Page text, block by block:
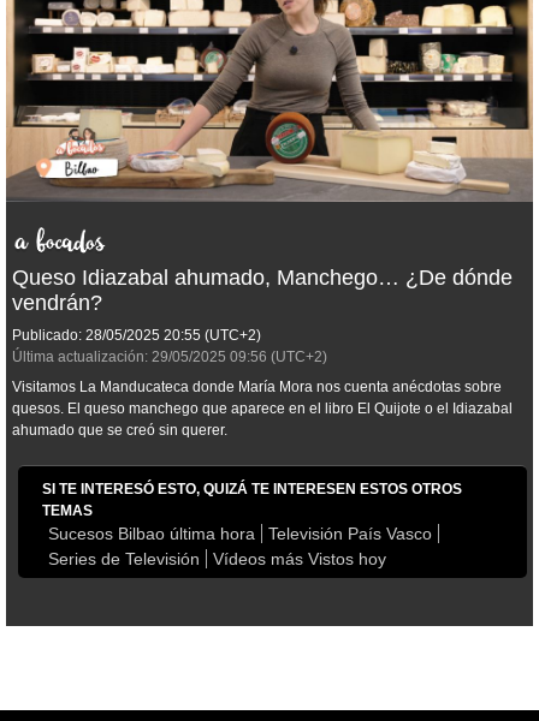
Queso Idiazabal ahumado, Manchego… ¿De dónde
vendrán?
Publicado: 28/05/2025 20:55 (UTC+2)
Última actualización: 29/05/2025 09:56 (UTC+2)
Visitamos La Manducateca donde María Mora nos cuenta anécdotas sobre
quesos. El queso manchego que aparece en el libro El Quijote o el Idiazabal
ahumado que se creó sin querer.
SI TE INTERESÓ ESTO, QUIZÁ TE INTERESEN ESTOS OTROS
TEMAS
Sucesos Bilbao última hora
Televisión País Vasco
Series de Televisión
Vídeos más Vistos hoy